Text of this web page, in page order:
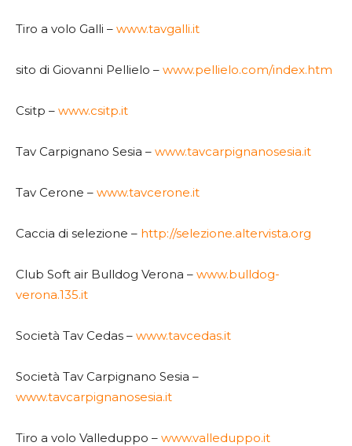
Tiro a volo Galli – www.tavgalli.it
sito di Giovanni Pellielo – www.pellielo.com/index.htm
Csitp – www.csitp.it
Tav Carpignano Sesia – www.tavcarpignanosesia.it
Tav Cerone – www.tavcerone.it
Caccia di selezione – http://selezione.altervista.org
Club Soft air Bulldog Verona – www.bulldog-
verona.135.it
Società Tav Cedas – www.tavcedas.it
Società Tav Carpignano Sesia –
www.tavcarpignanosesia.it
Tiro a volo Valleduppo – www.valleduppo.it